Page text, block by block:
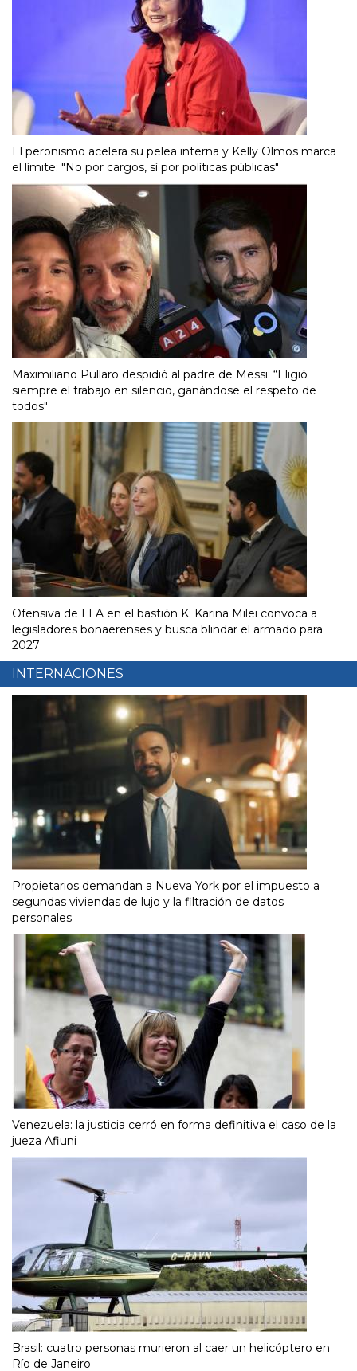
El peronismo acelera su pelea interna y Kelly Olmos marca
el límite: "No por cargos, sí por políticas públicas"
Maximiliano Pullaro despidió al padre de Messi: “Eligió
siempre el trabajo en silencio, ganándose el respeto de
todos"
Ofensiva de LLA en el bastión K: Karina Milei convoca a
legisladores bonaerenses y busca blindar el armado para
2027
INTERNACIONES
Propietarios demandan a Nueva York por el impuesto a
segundas viviendas de lujo y la filtración de datos
personales
Venezuela: la justicia cerró en forma definitiva el caso de la
jueza Afiuni
Brasil: cuatro personas murieron al caer un helicóptero en
Río de Janeiro